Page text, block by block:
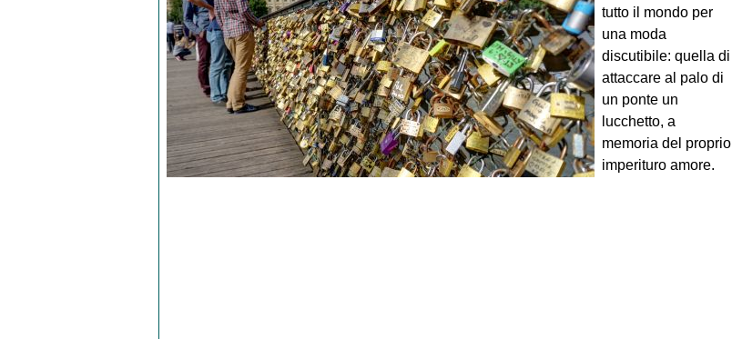
tutto il mondo per
una moda
discutibile: quella di
attaccare al palo di
un ponte un
lucchetto, a
memoria del proprio
imperituro amore.